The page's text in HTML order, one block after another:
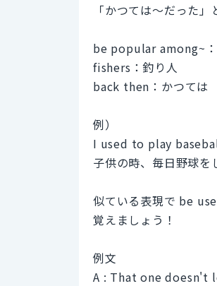
「かつては～だった
be popular among~
fishers：釣り人
back then：かつては
例）
I used to play
子供の時、毎日野球を
似ている表現で be
覚えましょう！
例文
A : That one doesn't